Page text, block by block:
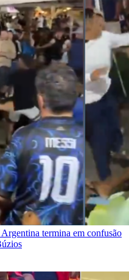
termina em confusão